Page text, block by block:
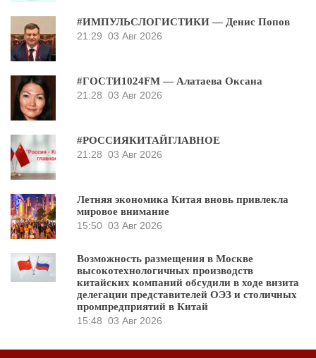
#ИМПУЛЬСЛОГИСТИКИ — Денис Попов
21:29 03 Авг 2026
#ГОСТИ1024FM — Алатаева Оксана
21:28 03 Авг 2026
#РОССИЯКИТАЙГЛАВНОЕ
21:28 03 Авг 2026
Летняя экономика Китая вновь привлекла
мировое внимание
15:50 03 Авг 2026
Возможность размещения в Москве
высокотехнологичных производств
китайских компаний обсудили в ходе визита
делегации представителей ОЭЗ и столичных
промпредприятий в Китай
15:48 03 Авг 2026